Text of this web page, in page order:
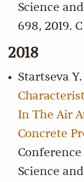
Science
698, 2019. С
2018
Startseva
In The Air
Concrete
Science